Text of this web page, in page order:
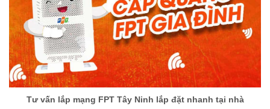
Tư vấn lắp mạng FPT Tây Ninh lắp đặt nhanh tại nhà